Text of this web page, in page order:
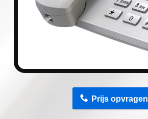
Prijs opvragen